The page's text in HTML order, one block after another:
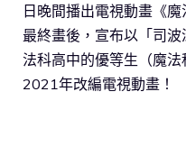
日晚間播出電視動畫《魔
最終畫後，宣布以「司
法科高中的優等生（魔
2021年改編電視動畫！